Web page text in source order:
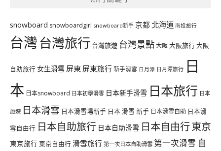
snowboard snowboardgirl snowboard新手 京都 北海道 南投旅行
台灣台灣旅行 台灣旅遊 台灣景點大阪大阪旅行大阪
自助旅行 女生滑雪 屏東 屏東旅行新手滑雪 日月潭 日月潭旅行 日
本 日本snowboard 日本初學滑雪 日本新手滑雪 日本旅行 日本
旅遊 日本滑雪 日本滑雪場新手 日本 滑雪 新手 日本滑雪自助 日本滑
雪自由行 日本自助旅行 日本自助滑雪 日本自由行東京
東京旅行 東京自由行 滑雪旅行 第一次日本自助滑雪 第一次滑雪 自